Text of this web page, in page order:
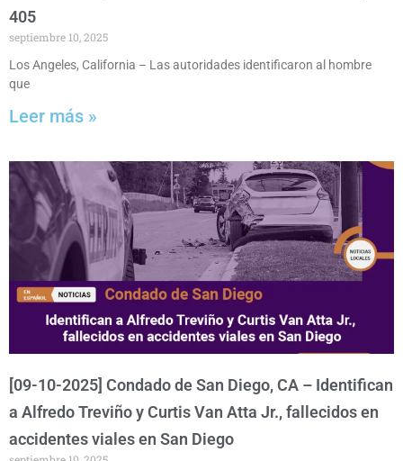
405
septiembre 10, 2025
Los Angeles, California – Las autoridades identificaron al hombre
que
Leer más »
[09-10-2025] Condado de San Diego, CA – Identifican
a Alfredo Treviño y Curtis Van Atta Jr., fallecidos en
accidentes viales en San Diego